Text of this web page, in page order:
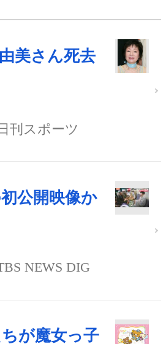
美さん死去
刊スポーツ
公開映像か
NEWS DIG
が魔女っ子